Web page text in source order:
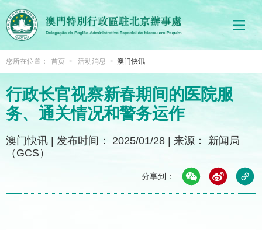
您所在位置： 首页 > 活动消息 > 澳门快讯
行政长官视察新春期间的医院服
务、通关情况和警务运作
澳门快讯 | 发布时间： 2025/01/28 | 来源： 新闻局
（GCS）
分享到：